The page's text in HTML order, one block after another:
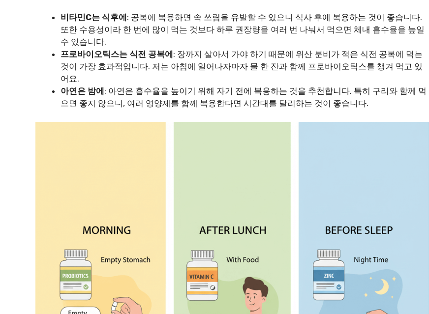
비타민C는 식후에: 공복에 복용하면 속 쓰림을 유발할 수 있으니 식사 후에 복용하는 것이 좋습니다.
또한 수용성이라 한 번에 많이 먹는 것보다 하루 권장량을 여러 번 나눠서 먹으면 체내 흡수율을 높일
수 있습니다.
프로바이오틱스는 식전 공복에: 장까지 살아서 가야 하기 때문에 위산 분비가 적은 식전 공복에 먹는
것이 가장 효과적입니다. 저는 아침에 일어나자마자 물 한 잔과 함께 프로바이오틱스를 챙겨 먹고 있
어요.
아연은 밤에: 아연은 흡수율을 높이기 위해 자기 전에 복용하는 것을 추천합니다. 특히 구리와 함께 먹
으면 좋지 않으니, 여러 영양제를 함께 복용한다면 시간대를 달리하는 것이 좋습니다.